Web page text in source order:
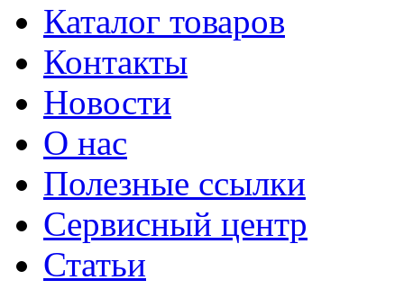
Каталог товаров
Контакты
Новости
О нас
Полезные ссылки
Сервисный центр
Статьи